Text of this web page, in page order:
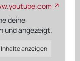
deine
und angezeigt.
anzeigen